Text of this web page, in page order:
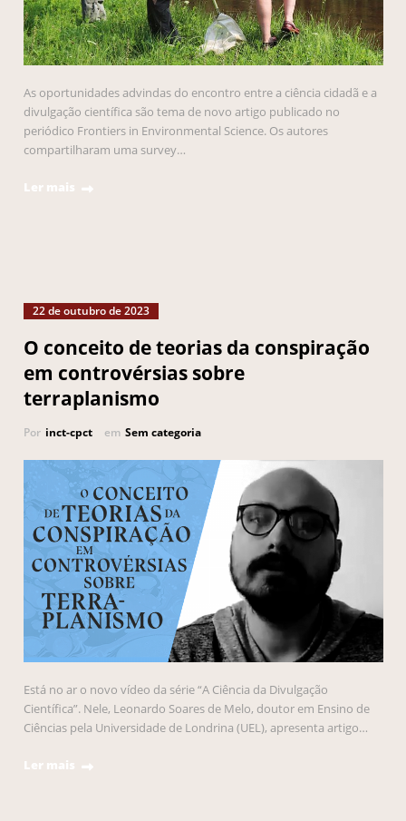
As oportunidades advindas do encontro entre a ciência cidadã e a
divulgação científica são tema de novo artigo publicado no
periódico Frontiers in Environmental Science. Os autores
compartilharam uma survey…
Ler mais
22 de outubro de 2023
O conceito de teorias da conspiração
em controvérsias sobre
terraplanismo
Por inct-cpct em Sem categoria
Está no ar o novo vídeo da série “A Ciência da Divulgação
Científica”. Nele, Leonardo Soares de Melo, doutor em Ensino de
Ciências pela Universidade de Londrina (UEL), apresenta artigo…
Ler mais